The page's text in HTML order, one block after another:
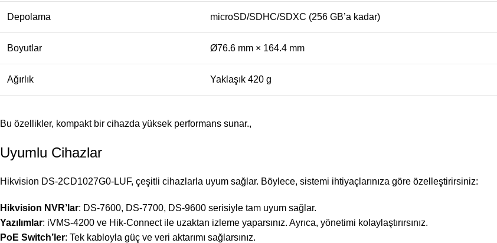
Depolama microSD/SDHC/SDXC (256 GB’a kadar)
Boyutlar Ø76.6 mm × 164.4 mm
Ağırlık Yaklaşık 420 g
Bu özellikler, kompakt bir cihazda yüksek performans sunar.,
Uyumlu Cihazlar
Hikvision DS-2CD1027G0-LUF, çeşitli cihazlarla uyum sağlar. Böylece, sistemi ihtiyaçlarınıza göre özelleştirirsiniz:
Hikvision NVR’lar: DS-7600, DS-7700, DS-9600 serisiyle tam uyum sağlar.
Yazılımlar: iVMS-4200 ve Hik-Connect ile uzaktan izleme yaparsınız. Ayrıca, yönetimi kolaylaştırırsınız.
PoE Switch’ler: Tek kabloyla güç ve veri aktarımı sağlarsınız.